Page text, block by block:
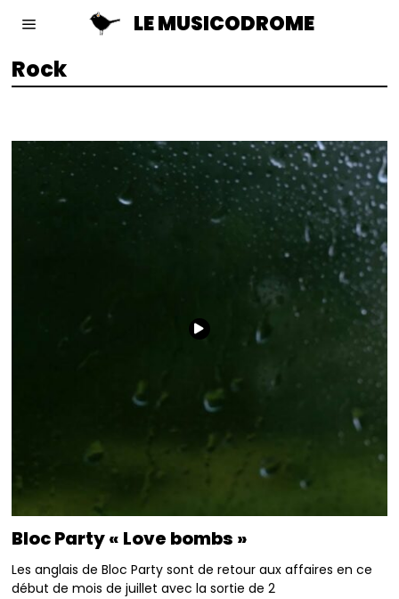
LE MUSICODROME
Rock
Bloc Party « Love bombs »
Les anglais de Bloc Party sont de retour aux affaires en ce
début de mois de juillet avec la sortie de 2